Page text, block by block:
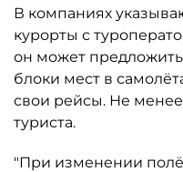
В компаниях
курорты с
он может
блоки мест в
свои рейсы. Не менее
туриста.
"При изменении